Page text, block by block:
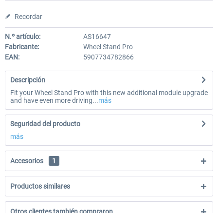
Recordar
N.º artículo:
AS16647
Fabricante:
Wheel Stand Pro
EAN:
5907734782866
Descripción
Fit your Wheel Stand Pro with this new additional module upgrade
and have even more driving...más
Seguridad del producto
más
Accesorios 1
Productos similares